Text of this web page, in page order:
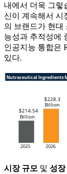
내에서 더욱 그렇
신이 계속해서 시
의 브랜드가 현대
능성과 추적성에
인공지능 통합은
있다.
시장 규모 및 성장